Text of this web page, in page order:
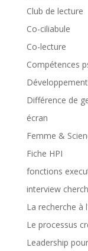
Club de lecture
Co-ciliabule
Co-lecture
Compétences
Différence de
écran
Femme &
Fiche HPI
fonctions
interview
La recherche à
Le processus
Leadership